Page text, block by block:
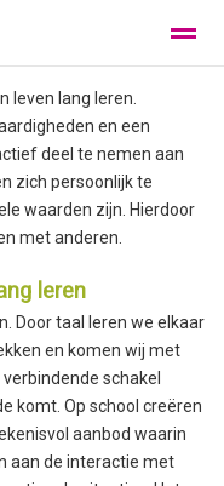
Klachtenregeling
X
leven lang leren.
en een
deel te nemen aan
zich persoonlijk te
waarden zijn. Hierdoor
met anderen.
leren
Door taal leren we elkaar
en komen wij met
schakel
komt. Op school creëren
aanbod waarin
aan de interactie met